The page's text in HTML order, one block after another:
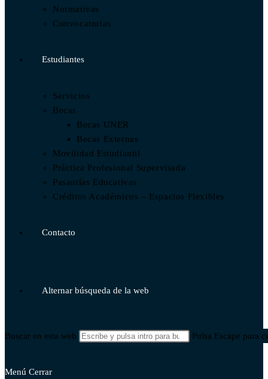
Normativas
Convocatorias
Estudiantes
Servicios
Becas
Becas UNER
Becas Externas
Movilidad Estudiantil
Práctica Profesional Supervisada
Pasantías Educativas
Créditos Académicos – Espacios Flexibles
Contacto
Alternar búsqueda de la web
Buscar en esta web Pulsa Escape para
Menú Cerrar